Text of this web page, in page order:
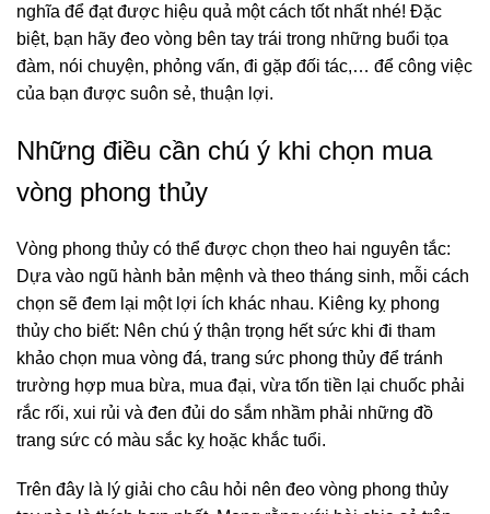
nghĩa để đạt được hiệu quả một cách tốt nhất nhé! Đặc
biệt, bạn hãy đeo vòng bên tay trái trong những buổi tọa
đàm, nói chuyện, phỏng vấn, đi gặp đối tác,… để công việc
của bạn được suôn sẻ, thuận lợi.
Những điều cần chú ý khi chọn mua
vòng phong thủy
Vòng phong thủy có thể được chọn theo hai nguyên tắc:
Dựa vào ngũ hành bản mệnh và theo tháng sinh, mỗi cách
chọn sẽ đem lại một lợi ích khác nhau. Kiêng kỵ phong
thủy cho biết: Nên chú ý thận trọng hết sức khi đi tham
khảo chọn mua vòng đá, trang sức phong thủy để tránh
trường hợp mua bừa, mua đại, vừa tốn tiền lại chuốc phải
rắc rối, xui rủi và đen đủi do sắm nhầm phải những đồ
trang sức có màu sắc kỵ hoặc khắc tuổi.
Trên đây là lý giải cho câu hỏi nên đeo vòng phong thủy